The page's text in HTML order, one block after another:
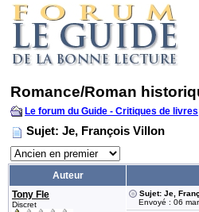
Romance/Roman
Le forum du Guide - Critiques de livres
Sujet: Je, François Villon
Auteur
Tony Fle
Discret
Sujet: Je,
Envoyé : 06